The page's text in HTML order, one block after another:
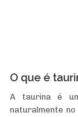
O que é
A taurina é
naturalmente